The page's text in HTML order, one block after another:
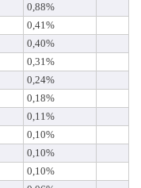
0,88%
0,41%
0,40%
0,31%
0,24%
0,18%
0,11%
0,10%
0,10%
0,10%